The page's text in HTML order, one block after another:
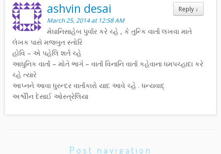
Reply ↓
ashvin desai
March 25, 2014 at 12:58 AM
મેઘાનિસાહેબ પુર્વાર કરે ચ્હે , કે તુન્કિ વાર્તા લખવા માતે
લેખક પાસે મજ્બુત સ્તોરિ
હોવિ – એ પહેલિ શર્ત ચ્હે
આધુનિક વાર્તા – મોતે ભાગે – વાર્તા વિનાનિ વાર્તા કહેવાના ધમપચ્હાદા કરે
ચ્હે ત્યારે
આપ્નને આવા ધુરન્દર વાર્તાકારો યાદ આવે ચ્હે . ધન્યવાદ્
અશ્વેીન દેસાઈ ઓસ્ત્રેલિયા
Post navigation